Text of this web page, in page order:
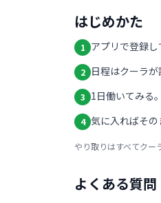
はじめかた
1 アプリで登録
2 日程はクーラ
3 1日働いてみる
4 気に入ればそ
やり取りはすべてクー
よくある質問